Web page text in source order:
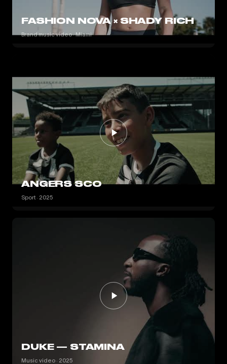
FASHION NOVA × SHADY RICH
Brand music video · Miami
ANGERS SCO
Sport · 2025
DUKE — STAMINA
Music video · 2025